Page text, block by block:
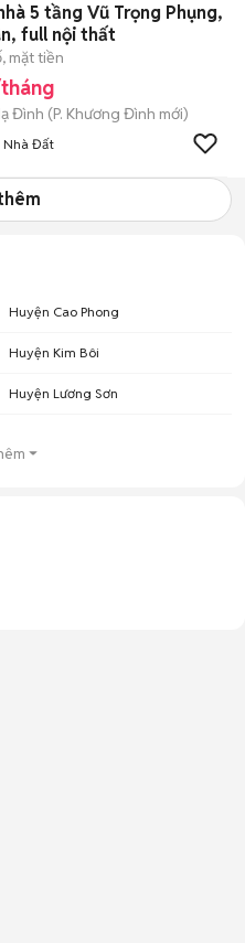
5 tầng Vũ Trọng Phụng,
full nội thất
mặt tiền
Đình (P. Khương Đình mới)
Nhà Đất
Huyện Cao Phong
Huyện Kim Bôi
Huyện Lương Sơn